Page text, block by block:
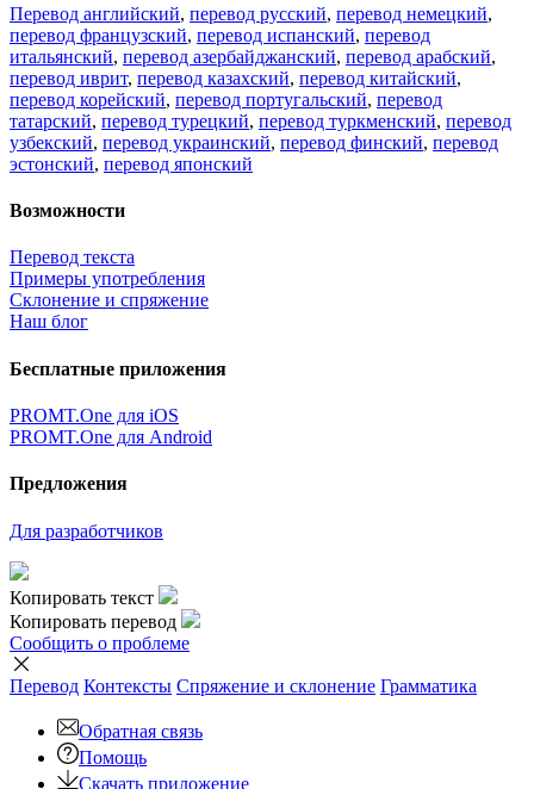
Перевод английский, перевод русский, перевод немецкий,
перевод французский, перевод испанский, перевод
итальянский, перевод азербайджанский, перевод арабский,
перевод иврит, перевод казахский, перевод китайский,
перевод корейский, перевод португальский, перевод
татарский, перевод турецкий, перевод туркменский, перевод
узбекский, перевод украинский, перевод финский, перевод
эстонский, перевод японский
Возможности
Перевод текста
Примеры употребления
Склонение и спряжение
Наш блог
Бесплатные приложения
PROMT.One для iOS
PROMT.One для Android
Предложения
Для разработчиков
Копировать текст
Копировать перевод
Сообщить о проблеме
Перевод Контексты Спряжение и склонение Грамматика
Обратная связь
Помощь
Скачать приложение